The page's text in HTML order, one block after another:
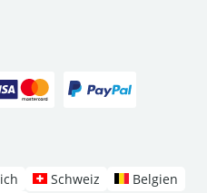
Schweiz
Belgien